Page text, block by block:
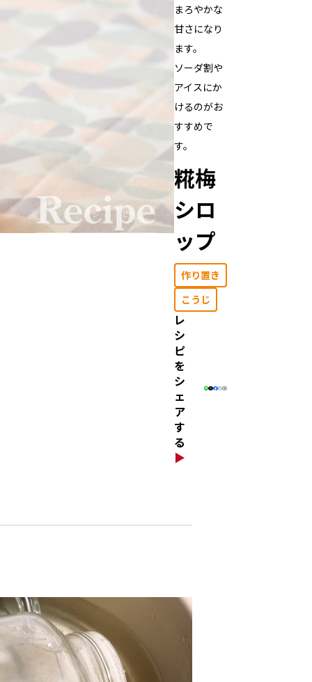
まろやかな
甘さになり
ます。
ソーダ割や
アイスにか
けるのがお
すすめで
す。
糀梅
シロ
ップ
作り置き
こうじ
レ
シ
ピ
を
シ
ェ
ア
す
る
▶